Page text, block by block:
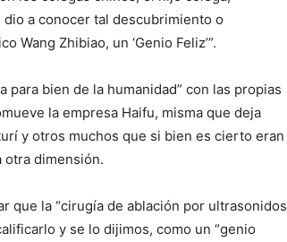
a conocer tal descubrimiento o
Zhibiao, un ‘Genio Feliz’”.
bien de la humanidad” con las propias
la empresa Haifu, misma que deja
y otros muchos que si bien es cierto eran
otra dimensión.
que la “cirugía de ablación por ultrasonidos
y se lo dijimos, como un “genio